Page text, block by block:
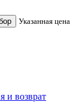
Указанная цена
и возврат